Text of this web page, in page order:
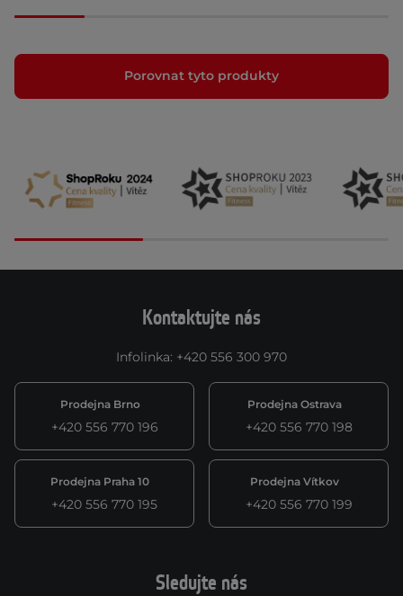
Porovnat tyto produkty
Kontaktujte nás
Infolinka: +420 556 300 970
Prodejna Brno
+420 556 770 196
Prodejna Ostrava
+420 556 770 198
Prodejna Praha 10
+420 556 770 195
Prodejna Vítkov
+420 556 770 199
Sledujte nás